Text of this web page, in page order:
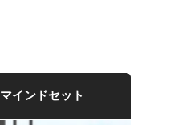
マインドセット